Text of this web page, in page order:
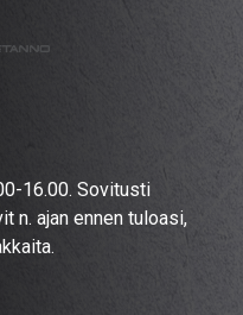
16.00. Sovitusti
n. ajan ennen tuloasi,